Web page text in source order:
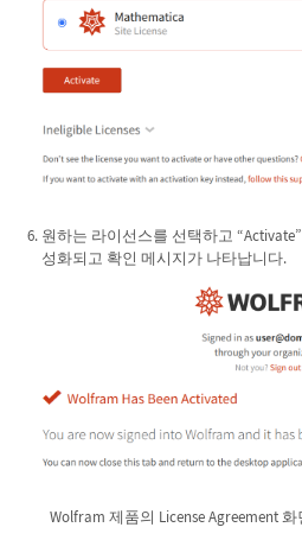
원하는 라이선스를 선택하고
성화되고 확인 메시지가 나타납니다.
Wolfram 제품의 License Agreement